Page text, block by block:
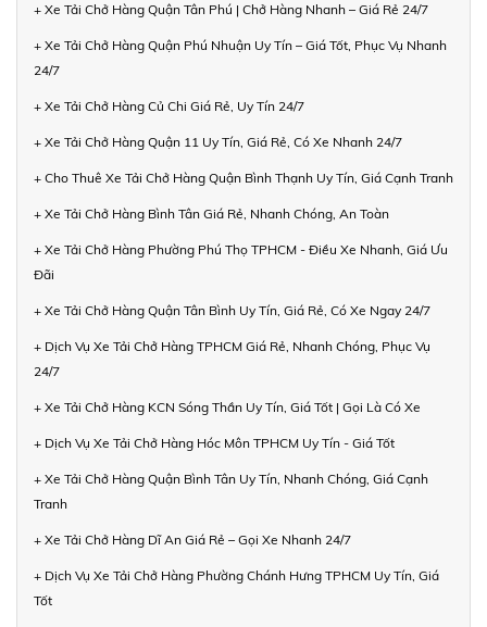
+ Xe Tải Chở Hàng Quận Tân Phú | Chở Hàng Nhanh – Giá Rẻ 24/7
+ Xe Tải Chở Hàng Quận Phú Nhuận Uy Tín – Giá Tốt, Phục Vụ Nhanh
24/7
+ Xe Tải Chở Hàng Củ Chi Giá Rẻ, Uy Tín 24/7
+ Xe Tải Chở Hàng Quận 11 Uy Tín, Giá Rẻ, Có Xe Nhanh 24/7
+ Cho Thuê Xe Tải Chở Hàng Quận Bình Thạnh Uy Tín, Giá Cạnh Tranh
+ Xe Tải Chở Hàng Bình Tân Giá Rẻ, Nhanh Chóng, An Toàn
+ Xe Tải Chở Hàng Phường Phú Thọ TPHCM - Điều Xe Nhanh, Giá Ưu
Đãi
+ Xe Tải Chở Hàng Quận Tân Bình Uy Tín, Giá Rẻ, Có Xe Ngay 24/7
+ Dịch Vụ Xe Tải Chở Hàng TPHCM Giá Rẻ, Nhanh Chóng, Phục Vụ
24/7
+ Xe Tải Chở Hàng KCN Sóng Thần Uy Tín, Giá Tốt | Gọi Là Có Xe
+ Dịch Vụ Xe Tải Chở Hàng Hóc Môn TPHCM Uy Tín - Giá Tốt
+ Xe Tải Chở Hàng Quận Bình Tân Uy Tín, Nhanh Chóng, Giá Cạnh
Tranh
+ Xe Tải Chở Hàng Dĩ An Giá Rẻ – Gọi Xe Nhanh 24/7
+ Dịch Vụ Xe Tải Chở Hàng Phường Chánh Hưng TPHCM Uy Tín, Giá
Tốt